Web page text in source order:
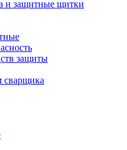
и защитные щитки
защиты
сварщика